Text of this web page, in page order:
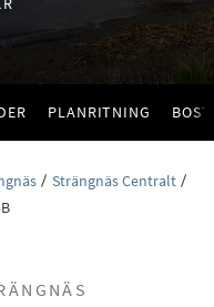
PLANRITNING
Strängnäs Centralt